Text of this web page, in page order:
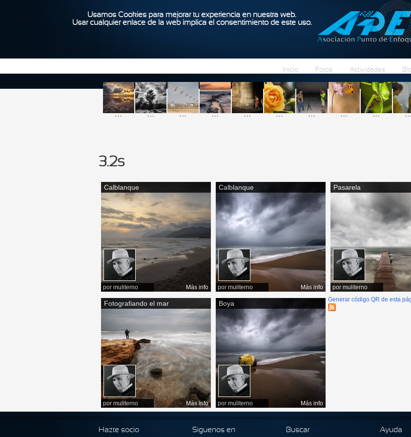
Usamos Cookies para mejorar tu experiencia en nuestra web.
Usar cualquier enlace de la web implica el consentimiento de este uso.
Pasar al contenido principal
Inicio Fotos Actividades
... ... ... ... ... ... ... ... ...
3.2s
Calblanque
por muliterno Más info
Calblanque
por muliterno Más info
Pasarela
por muliterno
Fotografiando el mar
por muliterno Más info
Boya
por muliterno Más info
Generar código QR de esta
Hazte socio Siguenos en Buscar Ayuda